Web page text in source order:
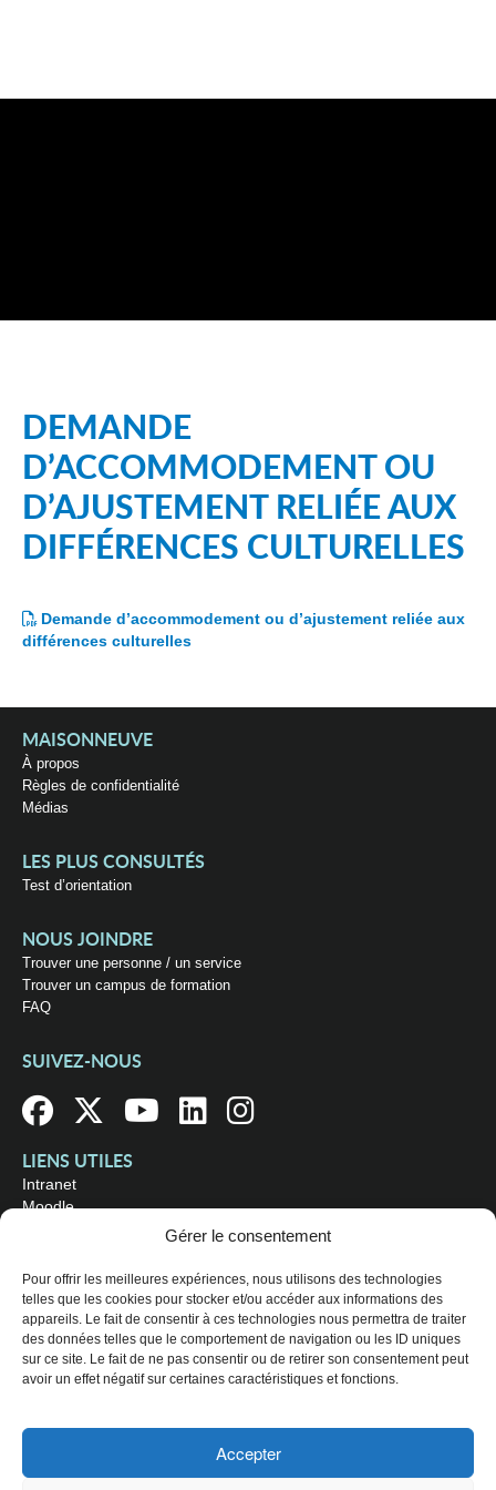
Gérer le consentement
Pour offrir les meilleures expériences, nous utilisons des technologies
telles que les cookies pour stocker et/ou accéder aux informations des
appareils. Le fait de consentir à ces technologies nous permettra de traiter
des données telles que le comportement de navigation ou les ID uniques
sur ce site. Le fait de ne pas consentir ou de retirer son consentement peut
avoir un effet négatif sur certaines caractéristiques et fonctions.
Accepter
DEMANDE
D’ACCOMMODEMENT OU
D’AJUSTEMENT RELIÉE AUX
DIFFÉRENCES CULTURELLES
Demande d’accommodement ou d’ajustement reliée aux
différences culturelles
MAISONNEUVE
À propos
Règles de confidentialité
Médias
LES PLUS CONSULTÉS
Test d’orientation
NOUS JOINDRE
Trouver une personne / un service
Trouver un campus de formation
FAQ
SUIVEZ-NOUS
LIENS UTILES
Intranet
Moodle
OÙ NOUS TROUVER
Campus principal
3800, rue Sherbrooke Est
Montréal (Québec) H1X 2A2
Consultez lesheures d'ouverture
© 2026 Collège de Maisonneuve. Tous droits réservés.